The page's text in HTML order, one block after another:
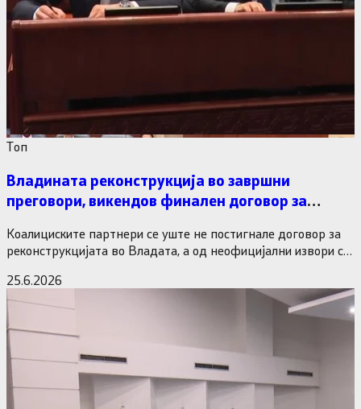
Tоп
Владината реконструкција во завршни
преговори, викендов финален договор за
Коалициските партнери се уште не постигнале договор за
реконструкцијата во Владата, а од неофицијални извори се
25.6.2026